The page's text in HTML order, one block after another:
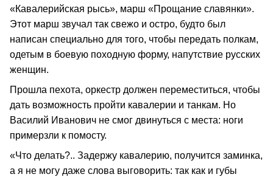
«Кавалерийская рысь», марш «Прощание славянки».
Этот марш звучал так свежо и остро, будто был
написан специально для того, чтобы передать полкам,
одетым в боевую походную форму, напутствие русских
женщин.
Прошла пехота, оркестр должен переместиться, чтобы
дать возможность пройти кавалерии и танкам. Но
Василий Иванович не смог двинуться с места: ноги
примерзли к помосту.
«Что делать?.. Задержу кавалерию, получится заминка,
а я не могу даже слова выговорить: так как и губы